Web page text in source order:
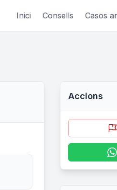
Inici Consells Casos
Accions